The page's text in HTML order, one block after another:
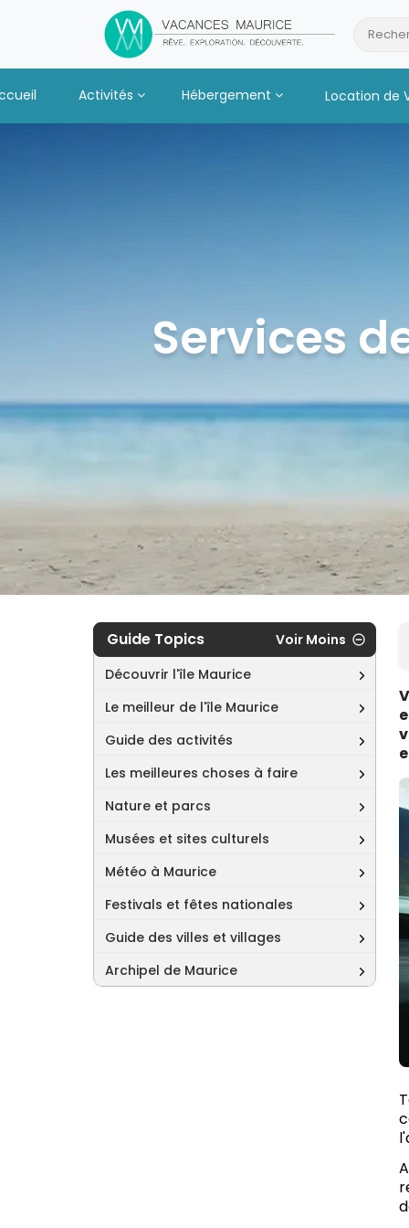
Activités Hébergement Location de
Services
Guide Topics
Voir Moins
Découvrir l'île Maurice
Le meilleur de l'île Maurice
Guide des activités
Les meilleures choses à faire
Nature et parcs
Musées et sites culturels
Météo à Maurice
Festivals et fêtes nationales
Guide des villes et villages
Archipel de Maurice